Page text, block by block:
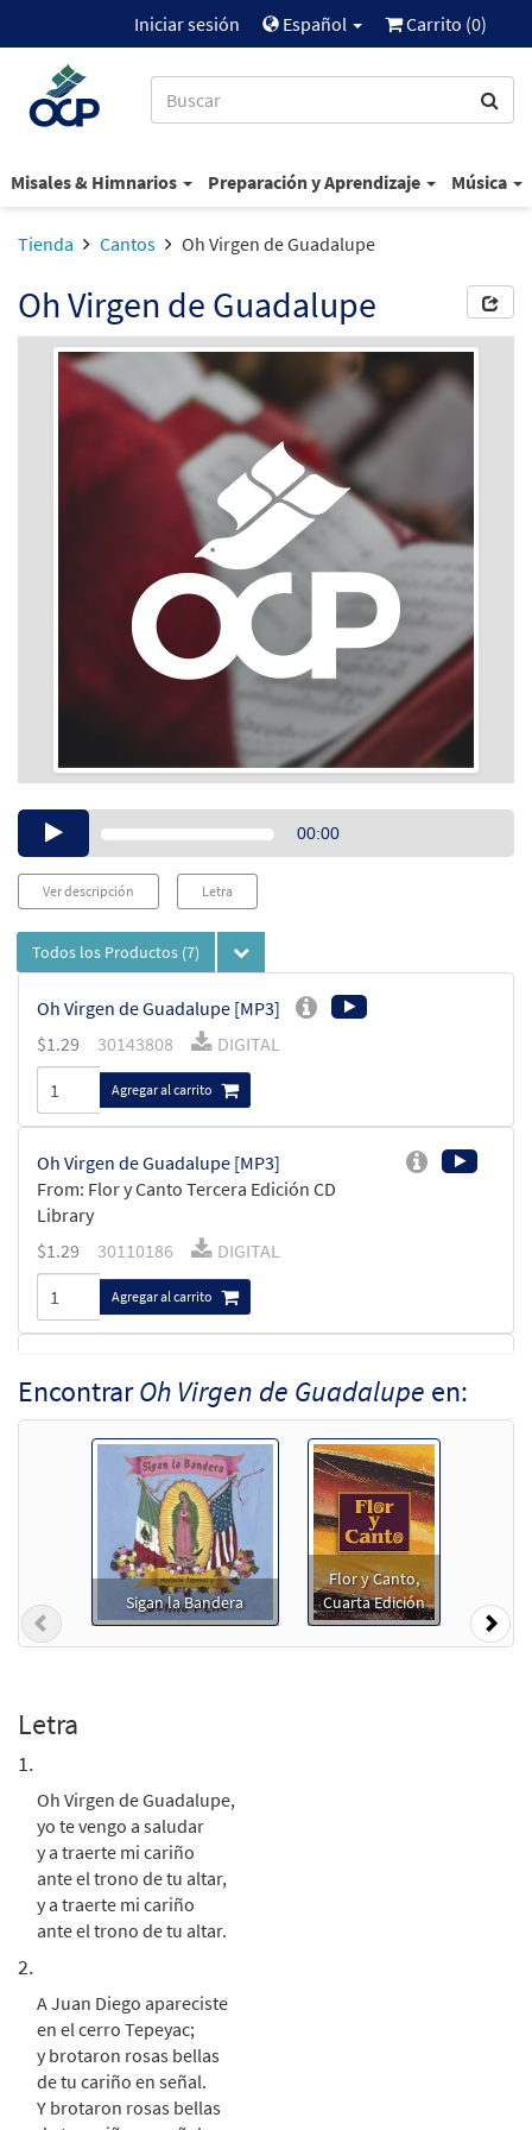
Iniciar sesión Español Carrito (0)
Misales & Himnarios Preparación y Aprendizaje Música
Tienda Cantos Oh Virgen de Guadalupe
Oh Virgen de Guadalupe
Audio00:00
Ver descripción Letra
Todos los Productos (7)
Oh Virgen de Guadalupe [MP3]
$1.29 30143808 DIGITAL
Agregar al carrito
Oh Virgen de Guadalupe [MP3]
From: Flor y Canto Tercera Edición CD
Library
$1.29 30110186 DIGITAL
Agregar al carrito
From: Sigan la Bandera
Agregar al carrito
Oh Virgen de Guadalupe
[Acompañamiento Teclado - Descargue]
from Flor y Canto tercera edición
$3.15
from Flor y Canto tercera edición
$ 2.75 30108706
Agregar al carrito
– Descargue]
$2.15 30153024
Agregar al carrito
EncontrarOh Virgen de Guadalupe en:
Sigan la Bandera
Flor y Canto,
Cuarta Edición
Previous
Letra
1.
Oh Virgen de Guadalupe,
yo te vengo a saludar
y a traerte mi cariño
ante el trono de tu altar,
y a traerte mi cariño
ante el trono de tu altar.
2.
A Juan Diego apareciste
en el cerro Tepeyac;
y brotaron rosas bellas
de tu cariño en señal.
Y brotaron rosas bellas